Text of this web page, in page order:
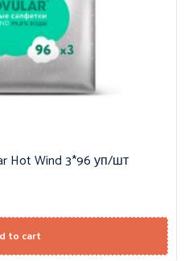
Hot Wind 3*96 уп/шт
to cart